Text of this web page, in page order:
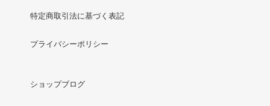
特定商取引法に基づく表記
プライバシーポリシー
ショップブログ